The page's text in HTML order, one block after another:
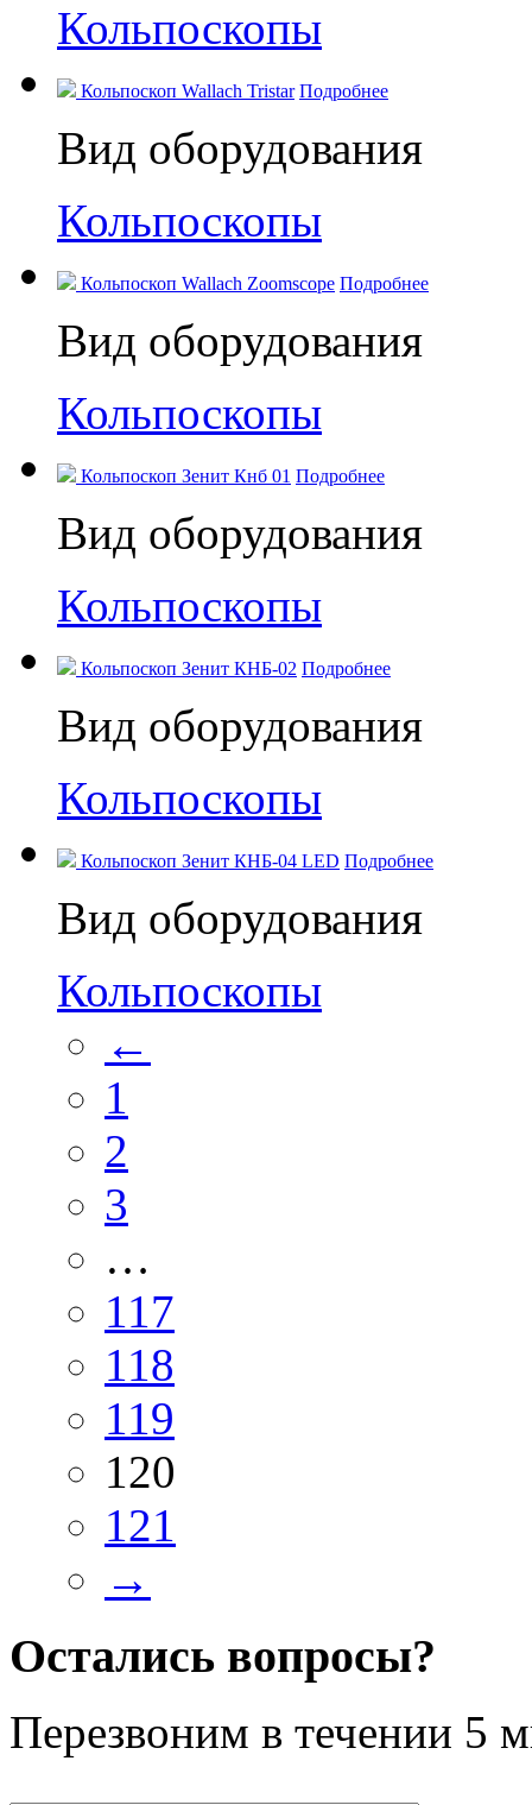
Кольпоскопы
Кольпоскоп Wallach Tristar Подробнее
Вид оборудования
Кольпоскопы
Кольпоскоп Wallach Zoomscope Подробнее
Вид оборудования
Кольпоскопы
Кольпоскоп Зенит Кнб 01 Подробнее
Вид оборудования
Кольпоскопы
Кольпоскоп Зенит КНБ-02 Подробнее
Вид оборудования
Кольпоскопы
Кольпоскоп Зенит КНБ-04 LED Подробнее
Вид оборудования
Кольпоскопы
←
1
2
3
…
117
118
119
120
121
→
Остались вопросы?
Перезвоним в течении 5